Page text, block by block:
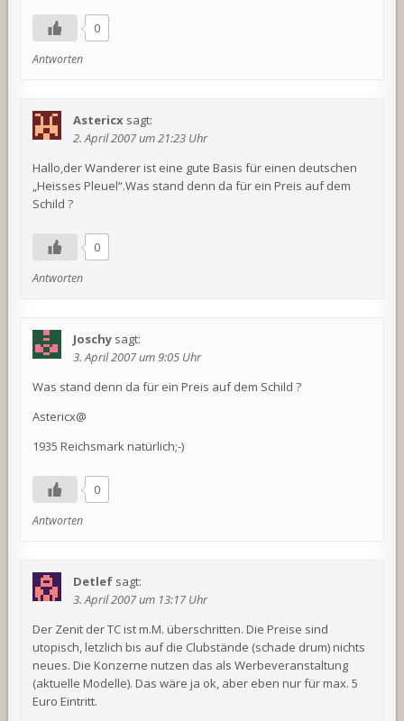
0
Antworten
Astericx sagt:
2. April 2007 um 21:23 Uhr
Hallo,der Wanderer ist eine gute Basis für einen deutschen
„Heisses Pleuel“.Was stand denn da für ein Preis auf dem
Schild ?
0
Antworten
Joschy sagt:
3. April 2007 um 9:05 Uhr
Was stand denn da für ein Preis auf dem Schild ?
Astericx@
1935 Reichsmark natürlich;-)
0
Antworten
Detlef sagt:
3. April 2007 um 13:17 Uhr
Der Zenit der TC ist m.M. überschritten. Die Preise sind
utopisch, letzlich bis auf die Clubstände (schade drum) nichts
neues. Die Konzerne nutzen das als Werbeveranstaltung
(aktuelle Modelle). Das wäre ja ok, aber eben nur für max. 5
Euro Eintritt.